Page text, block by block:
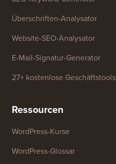
Überschriften-Analysator
Website-SEO-Analysator
E-Mail-Signatur-Generator
27+ kostenlose Geschäftstools
Ressourcen
WordPress-Kurse
WordPress-Glossar